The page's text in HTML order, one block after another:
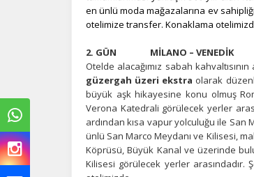
en ünlü moda mağazalarına ev
otelimize transfer. Konaklama
2. GÜN MİLANO – VENEDİK
Otelde alacağımız sabah
güzergah üzeri ekstra olarak
büyük aşk hikayesine konu olmuş
Verona Katedrali görülecek yerler
ardından kısa vapur yolculuğu ile San
ünlü San Marco Meydanı ve Kilisesi,
Köprüsü, Büyük Kanal ve üzerinde
Kilisesi görülecek yerler